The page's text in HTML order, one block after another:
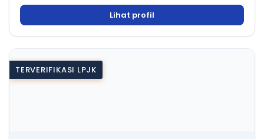
Lihat profil
TERVERIFIKASI LPJK